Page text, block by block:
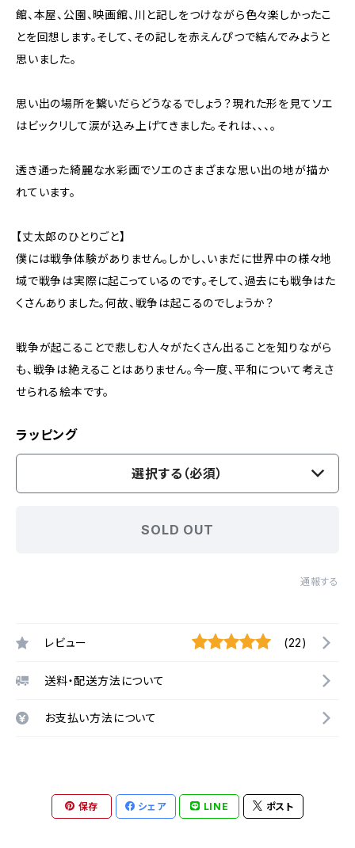
館、本屋、公園、映画館、川と記しをつけながら色々楽しかったこ
とを回想します。そして、その記しを赤えんぴつで結んでみようと
思いました。
思い出の場所を繋いだらどうなるでしょう？現れた形を見てソエ
はビックリして涙が込み上げてきました。それは、、、。
透き通った綺麗な水彩画でソエのさまざまな思い出の地が描か
れています。
【丈太郎のひとりごと】
僕には戦争体験がありません。しかし、いまだに世界中の様々地
域で戦争は実際に起こっているのです。そして、過去にも戦争はた
くさんありました。何故、戦争は起こるのでしょうか？
戦争が起こることで悲しむ人々がたくさん出ることを知りながら
も、戦争は絶えることはありません。今一度、平和について考えさ
せられる絵本です。
ラッピング
選択する（必須）
SOLD OUT
通報する
レビュー (22)
送料・配送方法について
お支払い方法について
保存 シェア LINE ポスト